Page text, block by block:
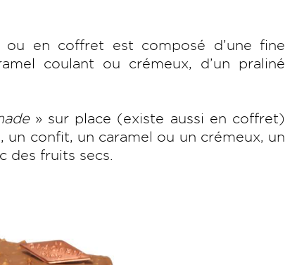
ou en coffret est composé d’une fine
coulant ou crémeux, d’un praliné
» sur place (existe aussi en coffret)
confit, un caramel ou un crémeux, un
des fruits secs.